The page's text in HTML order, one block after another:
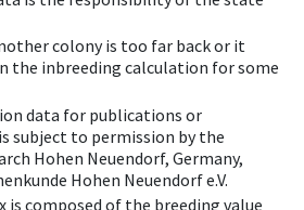
colony is too far back or it
the inbreeding calculation for some
data for publications or
subject to permission by the
Hohen Neuendorf, Germany,
Hohen Neuendorf e.V.
is composed of the breeding value